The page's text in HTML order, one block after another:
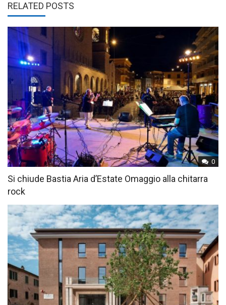
RELATED POSTS
0
Si chiude Bastia Aria d’Estate Omaggio alla chitarra
rock